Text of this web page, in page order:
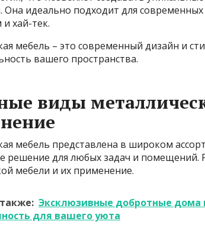
идеально подходит для современных
хай-тек.
мебель – это современный дизайн и
вашего пространства.
виды
мебель представлена в широком
решение для любых задач и помещений.
мебели и их применение.
Эксклюзивные добротные дома
для вашего уюта